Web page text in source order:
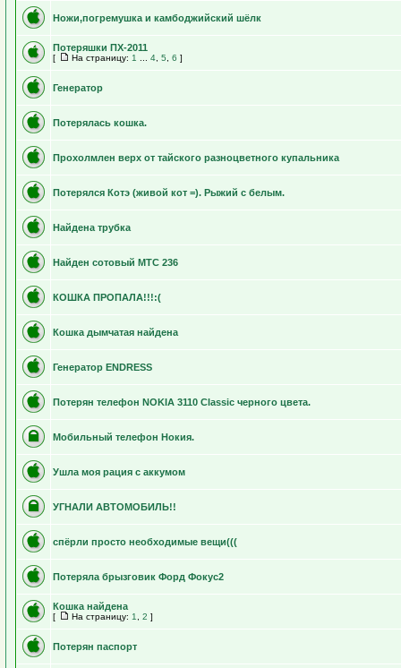
Ножи,погремушка и камбоджийский шёлк
Потеряшки ПХ-2011
[ На страницу: 1 4 5 6 ]
Генератор
Потерялась кошка.
Прохолмлен верх от тайского разноцветного купальника
Потерялся Котэ (живой кот =). Рыжий с белым.
Найдена трубка
Найден сотовый МТС 236
КОШКА ПРОПАЛА!!!:(
Кошка дымчатая найдена
Генератор ENDRESS
Потерян телефон NOKIA 3110 Classic черного цвета.
Мобильный телефон Нокия.
Ушла моя рация с аккумом
УГНАЛИ АВТОМОБИЛЬ!!
спёрли просто необходимые вещи(((
Потеряла брызговик Форд Фокус2
Кошка найдена
[ На страницу: 1 2 ]
Потерян паспорт